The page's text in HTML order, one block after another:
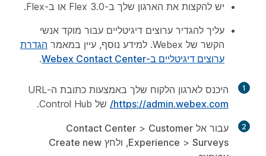
יש להקצות את הארגון שלך ב-Flex 3.0 או ב-Flex.
עליך להגדיר ערוצים דיגיטליים עבור מוקד אנשי
הקשר של Webex. למידע נוסף, עיין במאמר
הגדרת
ערוצים דיגיטליים ב-Webex Contact Center
.
1
היכנס לארגון הלקוח שלך באמצעות כתובת ה-URL‏
https://admin.webex.com/
של Control Hub.
2 עבור אל Contact Center > Customer
Experience > Surveys , ולחץ Create new